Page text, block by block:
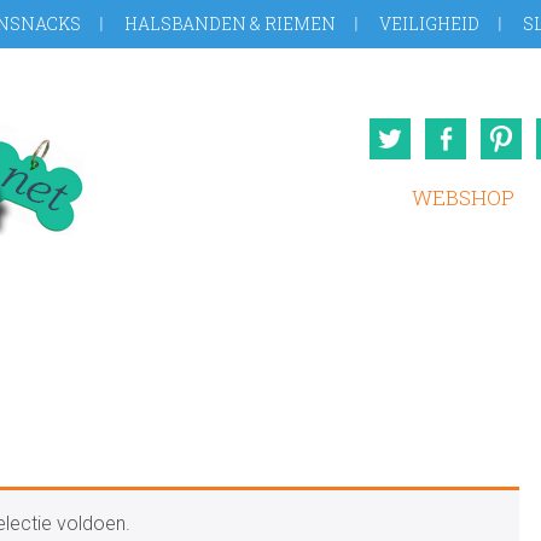
HALSBANDEN & RIEMEN VEILIGHEID
Twitter
WEBSHOP
voldoen.